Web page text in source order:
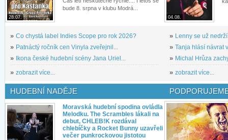
28.07.
bude 8. srpna v klubu Modrá...
» Co chystá label Indies Scope pro rok 2026?
» Patnáctý ročník cen Vinyla zveřejnil...
»
Ikona české hudební scény Jana Uriel...
» zobrazit více...
04.08.
» Lenny se už
» Tanja hlásí návrat
» Michal Hrůza
» zobrazit více...
HUDEBNÍ NADĚJE
Moravská hudební spodina ovládla
Melodku. The Scrambles lákali na
debut, CHLEB!K rozdával
chlebíčky a Rocket Bunny uzavřeli
večer punkrockovou jistotou